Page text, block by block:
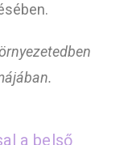
a belső